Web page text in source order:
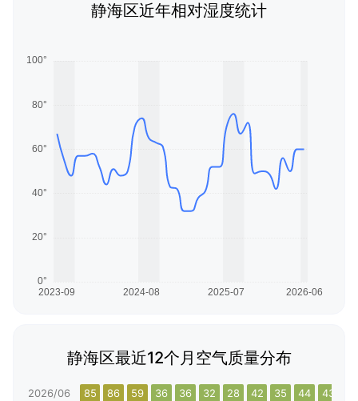
静海区近年相对湿度统计
静海区最近12个月空气质量分布
2026/06 85 86 59 36 36 32 28 42 35 44 43